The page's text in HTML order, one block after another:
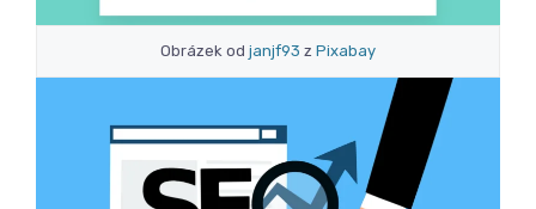
Obrázek od janjf93 z Pixabay